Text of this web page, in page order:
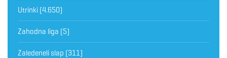
Utrinki (4.650)
Zahodna liga (5)
Zaledeneli slap (311)